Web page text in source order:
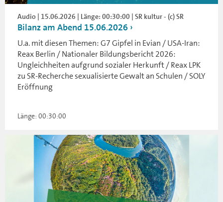
Audio | 15.06.2026 | Länge: 00:30:00 | SR kultur - (c) SR
Bilanz am Abend 15.06.2026
U.a. mit diesen Themen: G7 Gipfel in Evian / USA-Iran:
Reax Berlin / Nationaler Bildungsbericht 2026:
Ungleichheiten aufgrund sozialer Herkunft / Reax LPK
zu SR-Recherche sexualisierte Gewalt an Schulen / SOLY
Eröffnung
Länge: 00:30:00